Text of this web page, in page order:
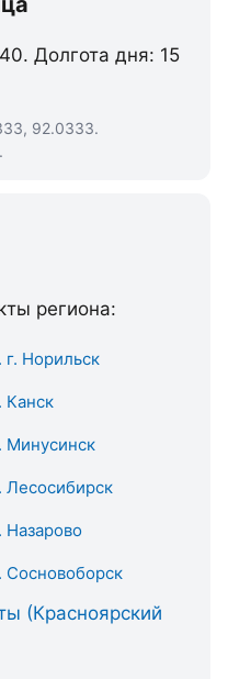
Долгота дня: 15
92.0333.
региона:
г. Норильск
Канск
Минусинск
Лесосибирск
Назарово
Сосновоборск
(Красноярский